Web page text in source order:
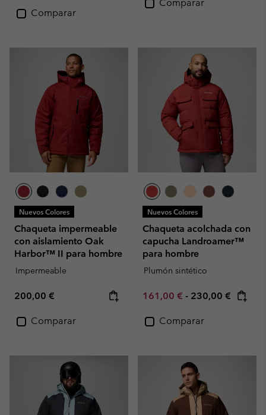
Comparar
Comparar
Nuevos Colores
Chaqueta impermeable
con aislamiento Oak
Harbor™ II para hombre
Impermeable
Regular price:
200,00 €
Comparar
Nuevos Colores
Chaqueta acolchada con
capucha Landroamer™
para hombre
Plumón sintético
Minimum sale price:
161,00 € - Maximum price:
230,00 €
Comparar